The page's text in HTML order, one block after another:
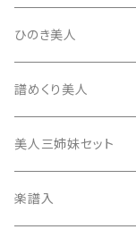
13絃用琴台（高）
消音フェルト
三角撥入（ファスナー式）
長唄・民謡撥
地唄撥
撥さや
撥滑り止めゴム
ひざゴム・胴ゴム・お
天神袋
ひのき美人
譜めくり美人
美人三姉妹セット
楽譜入